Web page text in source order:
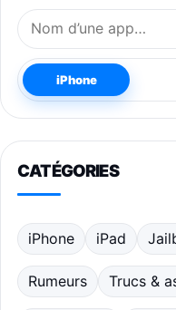
Nom de l’application
iPhone
CATÉGORIES
iPhone iPad
Rumeurs Trucs &